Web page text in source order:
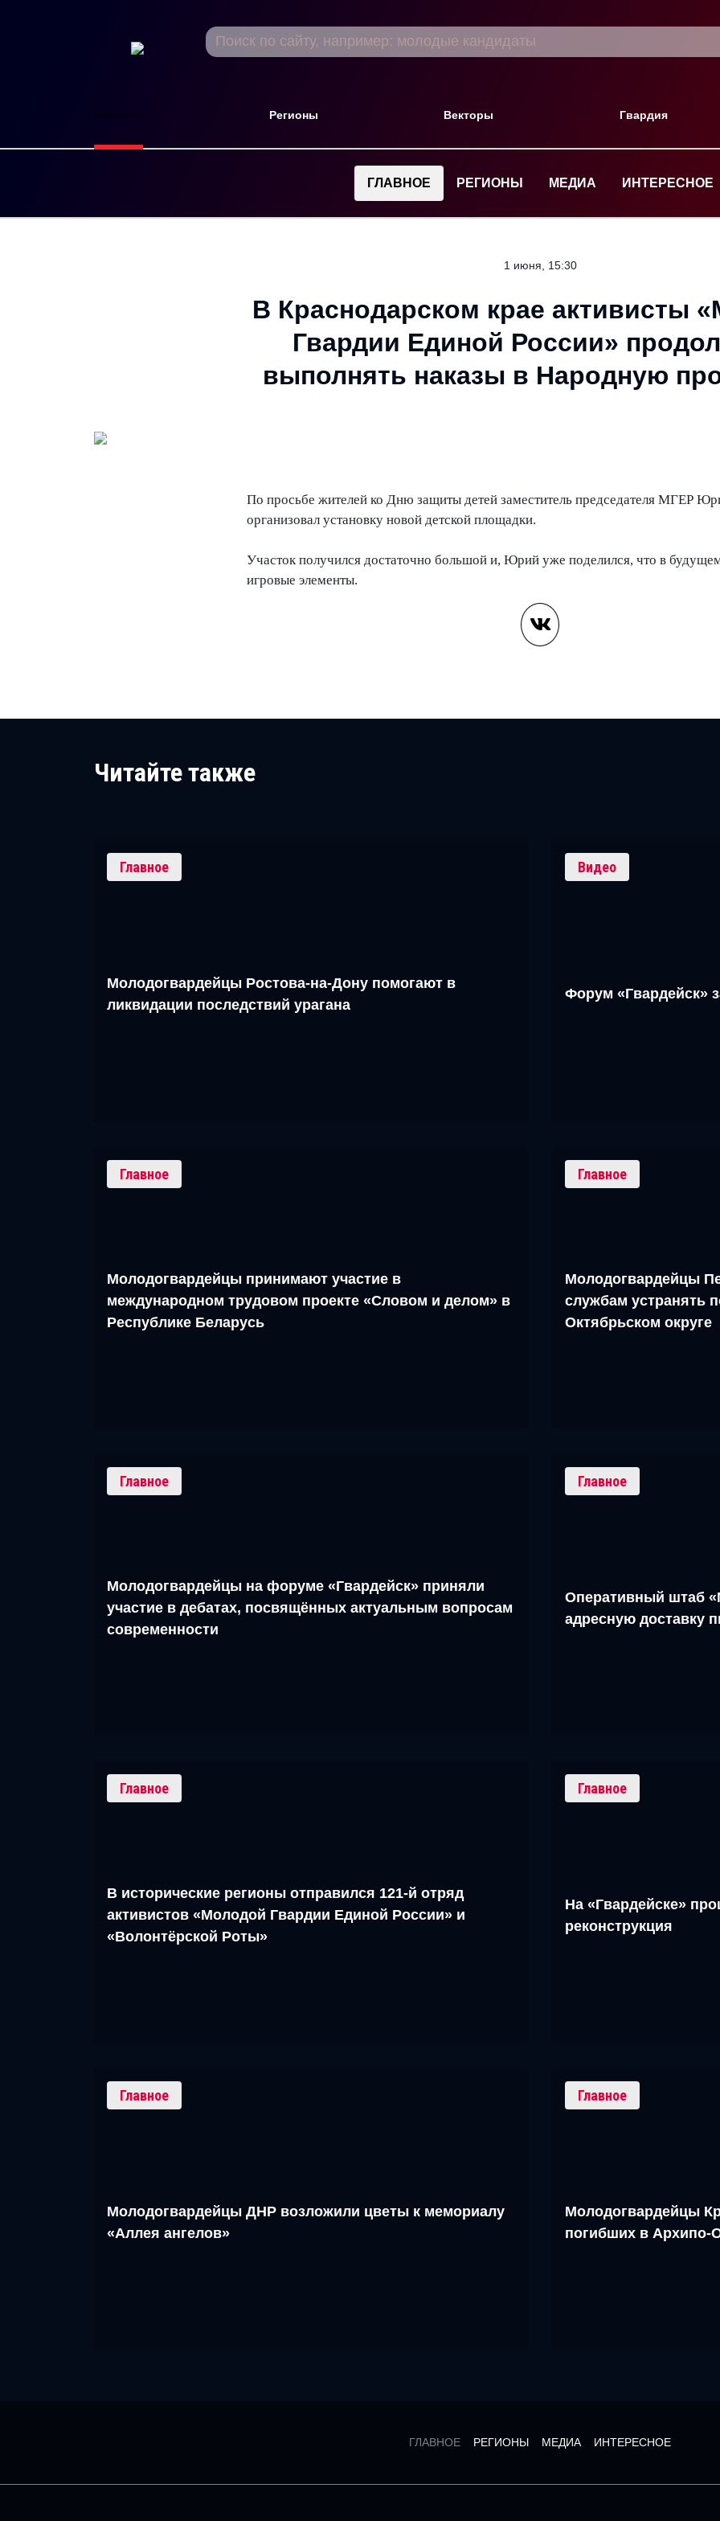
Регионы Векторы Гвардия
ГЛАВНОЕ РЕГИОНЫ МЕДИА ИНТЕРЕСНОЕ
1 июня, 15:30
В Краснодарском крае активисты
Гвардии Единой России»
выполнять наказы в Народную
По просьбе жителей ко Дню защиты детей заместитель председателя МГЕР
организовал установку новой детской площадки.
Участок получился достаточно большой и, Юрий уже поделился, что в
игровые элементы.
Читайте также
Главное
Молодогвардейцы Ростова-на-Дону помогают в
ликвидации последствий урагана
Видео
Форум «Гвардейск»
Главное
Молодогвардейцы принимают участие в
международном трудовом проекте «Словом и делом» в
Республике Беларусь
Главное
Молодогвардейцы
службам устранять
Октябрьском округе
Главное
Молодогвардейцы на форуме «Гвардейск» приняли
участие в дебатах, посвящённых актуальным вопросам
современности
Главное
Оперативный штаб
адресную доставку
Главное
В исторические регионы отправился 121-й отряд
активистов «Молодой Гвардии Единой России» и
«Волонтёрской Роты»
Главное
На «Гвардейске»
реконструкция
Главное
Молодогвардейцы ДНР возложили цветы к мемориалу
«Аллея ангелов»
Главное
Молодогвардейцы
погибших в Архипо-
ГЛАВНОЕ РЕГИОНЫ МЕДИА ИНТЕРЕСНОЕ